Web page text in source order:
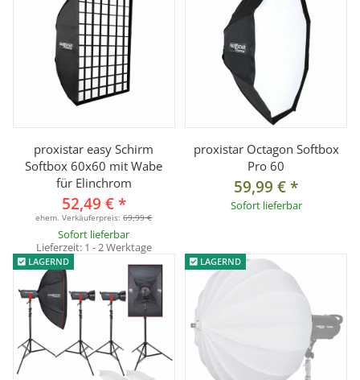
proxistar easy Schirm
Softbox 60x60 mit Wabe
für Elinchrom
52,49 €*
ehem. Verkäuferpreis:69,99 €
Sofort lieferbar
Lieferzeit: 1 - 2 Werktage
proxistar Octagon Softbox
Pro 60
59,99 €*
Sofort lieferbar
LAGERND LAGERND